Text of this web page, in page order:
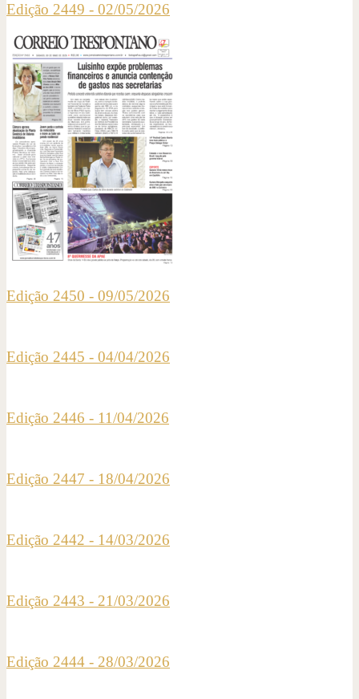
Edição 2449 - 02/05/2026
Edição 2450 - 09/05/2026
Edição 2445 - 04/04/2026
Edição 2446 - 11/04/2026
Edição 2447 - 18/04/2026
Edição 2442 - 14/03/2026
Edição 2443 - 21/03/2026
Edição 2444 - 28/03/2026